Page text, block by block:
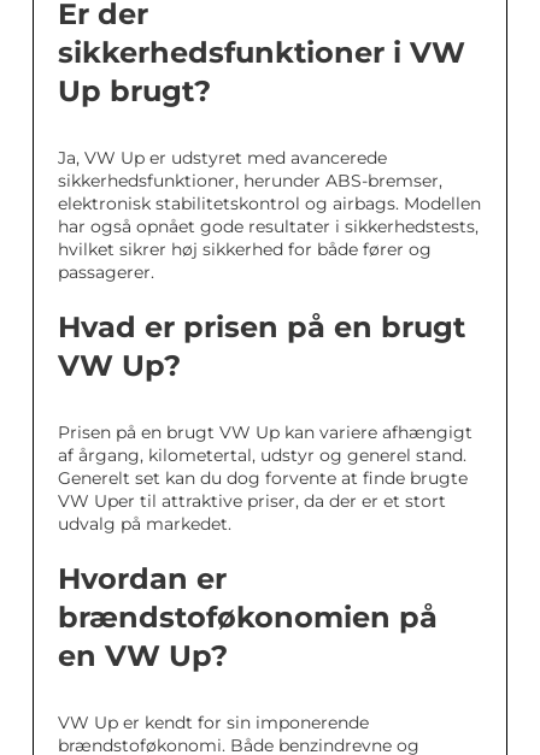
Er der
sikkerhedsfunktioner i VW
Up brugt?
Ja, VW Up er udstyret med avancerede
sikkerhedsfunktioner, herunder ABS-bremser,
elektronisk stabilitetskontrol og airbags. Modellen
har også opnået gode resultater i sikkerhedstests,
hvilket sikrer høj sikkerhed for både fører og
passagerer.
Hvad er prisen på en brugt
VW Up?
Prisen på en brugt VW Up kan variere afhængigt
af årgang, kilometertal, udstyr og generel stand.
Generelt set kan du dog forvente at finde brugte
VW Uper til attraktive priser, da der er et stort
udvalg på markedet.
Hvordan er
brændstoføkonomien på
en VW Up?
VW Up er kendt for sin imponerende
brændstoføkonomi. Både benzindrevne og